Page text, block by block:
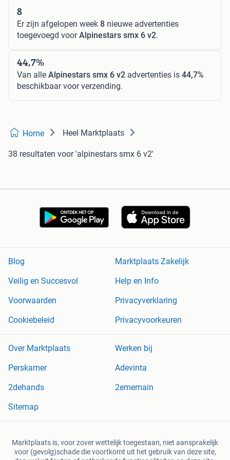
8
Er zijn afgelopen week 8 nieuwe advertenties
toegevoegd voorAlpinestars smx 6 v2.
44,7%
Van alle Alpinestars smx 6 v2 advertenties is 44,7%
beschikbaar voor verzending.
Home Heel Marktplaats
38 resultaten voor 'alpinestars smx 6 v2'
Blog
Marktplaats Zakelijk
Veilig en Succesvol
Help en Info
Voorwaarden
Privacyverklaring
Cookiebeleid
Privacyvoorkeuren
Over Marktplaats
Werken bij
Perskamer
Adevinta
2dehands
2ememain
Sitemap
Marktplaats is, voor zover wettelijk toegestaan, niet aansprakelijk
voor (gevolg)schade die voortkomt uit het gebruik van deze site,